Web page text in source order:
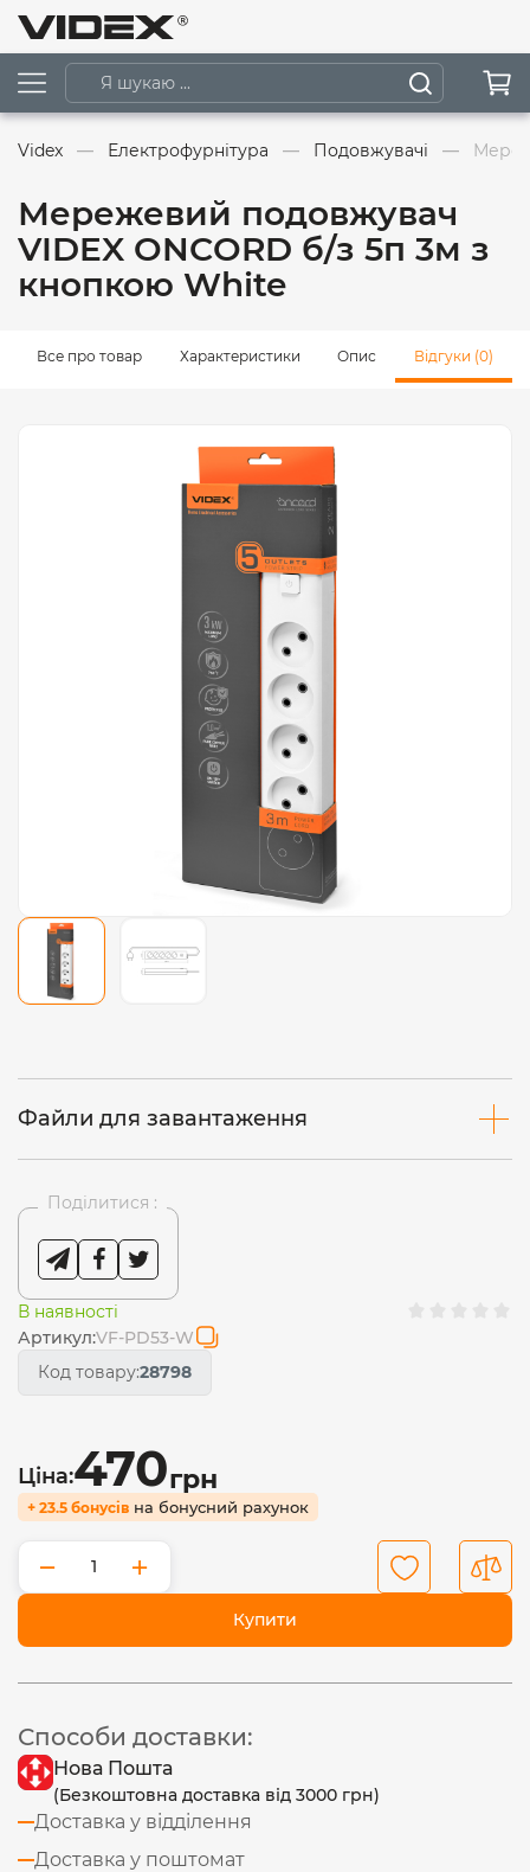
Videx Електрофурнітура Подовжувачі
Мережевий подовжувач
VIDEX ONCORD б/з 5п 3м з
кнопкою White
Все про товар Характеристики Опис Відгуки (0)
Файли для завантаження
Поділитися :
В наявності
Артикул:VF-PD53-W
Код товару:28798
Ціна:470грн
+ 23.5 бонусів на бонусний рахунок
− +
Купити
Способи доставки:
Нова Пошта
(Безкоштовна доставка від 3000 грн)
Доставка у відділення
Доставка у поштомат